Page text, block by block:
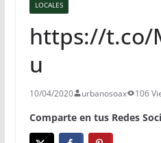
LOCALES
https://t.co/
u
10/04/2020 urbanosoax 106
Comparte en tus Redes